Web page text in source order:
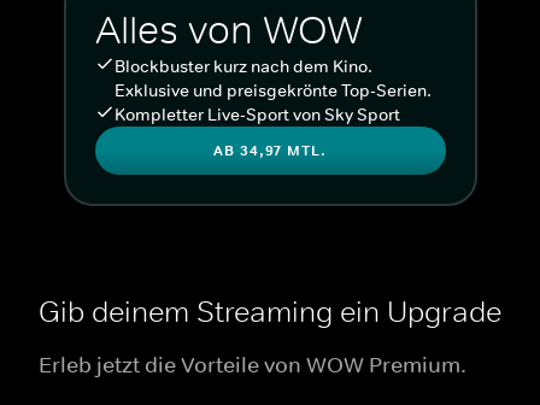
Alles von WOW
Blockbuster kurz nach dem Kino.
Exklusive und preisgekrönte Top-Serien.
Kompletter Live-Sport von Sky Sport
AB 34,97 MTL.
Gib deinem Streaming ein Upgrade
Erleb jetzt die Vorteile von WOW Premium.